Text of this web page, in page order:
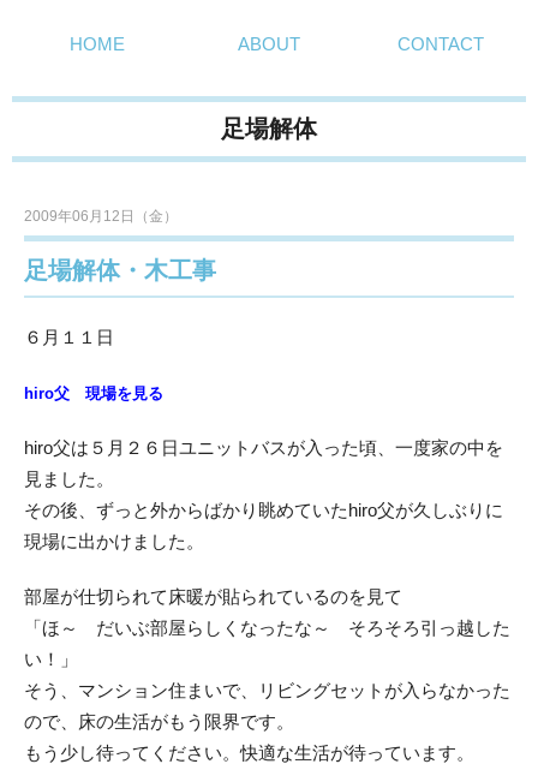
HOME ABOUT CONTACT
足場解体
2009年06月12日（金）
足場解体・木工事
６月１１日
hiro父 現場を見る
hiro父は５月２６日ユニットバスが入った頃、一度家の中を
見ました。
その後、ずっと外からばかり眺めていたhiro父が久しぶりに
現場に出かけました。
部屋が仕切られて床暖が貼られているのを見て
「ほ～ だいぶ部屋らしくなったな～ そろそろ引っ越した
い！」
そう、マンション住まいで、リビングセットが入らなかった
ので、床の生活がもう限界です。
もう少し待ってください。快適な生活が待っています。